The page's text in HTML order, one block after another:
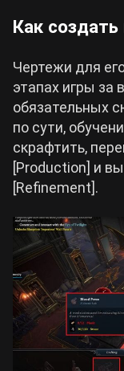
Как создать
Чертежи для
этапах игры за
обязательных
по сути,
скрафтить,
[Production] и
[Refinement].